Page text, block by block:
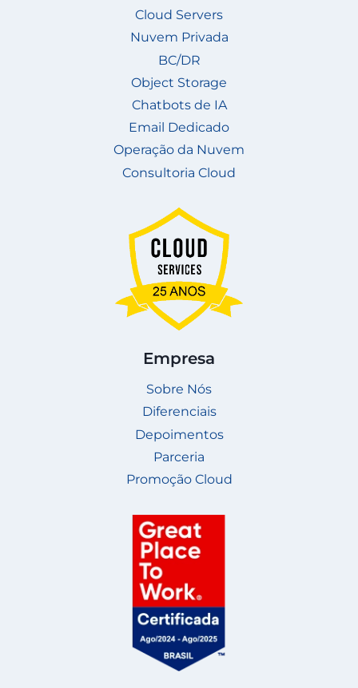
Cloud Servers
Nuvem Privada
BC/DR
Object Storage
Chatbots de IA
Email Dedicado
Operação da Nuvem
Consultoria Cloud
Empresa
Sobre Nós
Diferenciais
Depoimentos
Parceria
Promoção Cloud